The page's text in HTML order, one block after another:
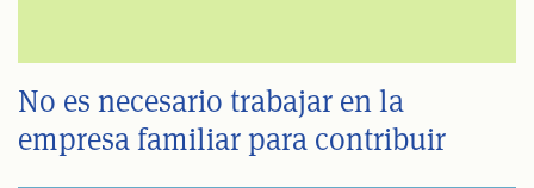
No es necesario trabajar en la
empresa familiar para contribuir